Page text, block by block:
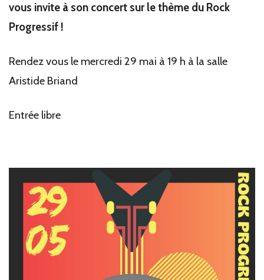
vous invite à son concert sur le thème du Rock
Progressif !
Rendez vous le mercredi 29 mai à 19 h à la salle
Aristide Briand
Entrée libre